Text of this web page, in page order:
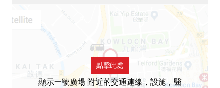
點擊此處
顯示一號廣場 附近的交通連線，設施，醫